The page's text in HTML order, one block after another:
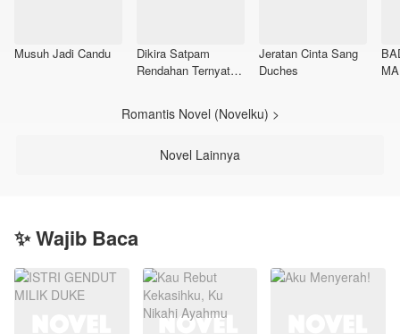
Musuh Jadi Candu
Dikira Satpam
Rendahan Ternyata
Jeratan Cinta Sang
Duches
Romantis Novel (Novelku) >
Novel Lainnya
✨ Wajib Baca